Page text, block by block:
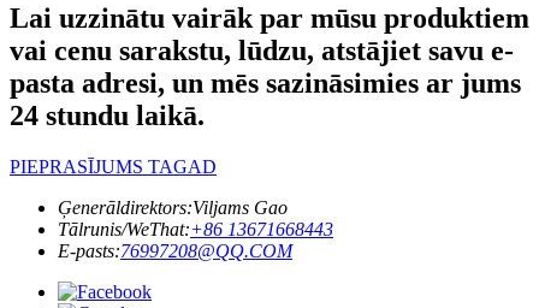
Lai uzzinātu vairāk par mūsu produktiem
vai cenu sarakstu, lūdzu, atstājiet savu e-
pasta adresi, un mēs sazināsimies ar jums
24 stundu laikā.
PIEPRASĪJUMS TAGAD
Ģenerāldirektors:Viljams Gao
Tālrunis/WeThat:+86 13671668443
E-pasts:76997208@QQ.COM